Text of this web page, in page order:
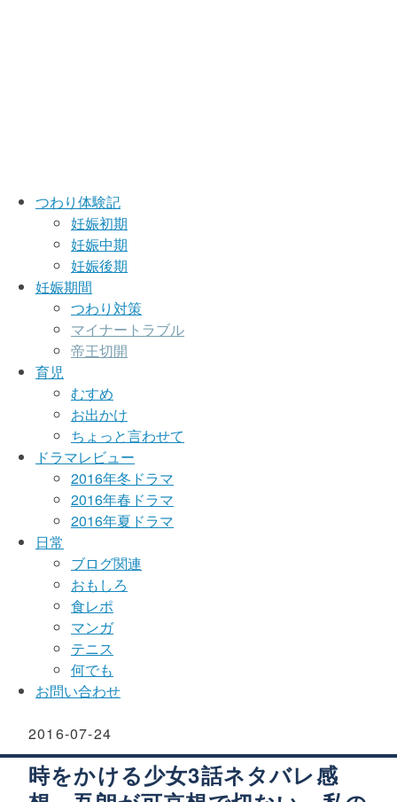
つわり体験記
妊娠初期
妊娠中期
妊娠後期
妊娠期間
つわり対策
マイナートラブル
帝王切開
育児
むすめ
お出かけ
ちょっと言わせて
ドラマレビュー
2016年冬ドラマ
2016年春ドラマ
2016年夏ドラマ
日常
ブログ関連
おもしろ
食レポ
マンガ
テニス
何でも
お問い合わせ
2016-07-24
時をかける少女3話ネタバレ感